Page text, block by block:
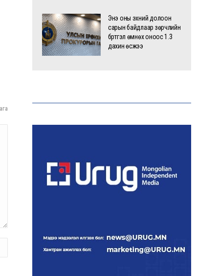
Энэ оны эхний долоон
сарын байдлаар зөрчлийн
бүртгэл өмнөх оноос 1.3
дахин өсжээ
оролцлоо
цахим үйлчилгээг иргэдэд
хүргэлээ